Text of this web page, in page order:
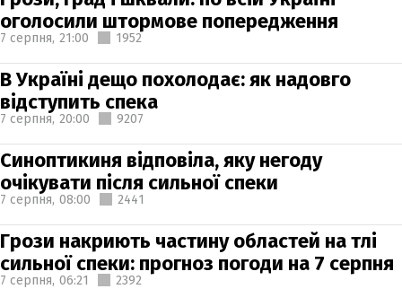
оголосили штормове попередження
7 серпня, 21:00 1952
В Україні дещо похолодає: як надовго
відступить спека
7 серпня, 20:00 9207
Синоптикиня відповіла, яку негоду
очікувати після сильної спеки
7 серпня, 08:00 2441
Грози накриють частину областей на тлі
сильної спеки: прогноз погоди на 7 серпня
7 серпня, 06:21 2392